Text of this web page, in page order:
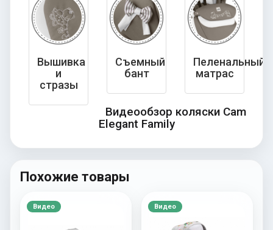
Вышивка
и
стразы
Съемный
бант
Пеленальный
матрас
Видеообзор коляски Cam
Elegant Family
Похожие товары
Видео Видео